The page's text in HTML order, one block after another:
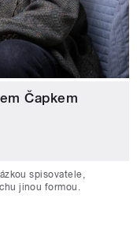
Čapkem
spisovatele,
jinou formou.